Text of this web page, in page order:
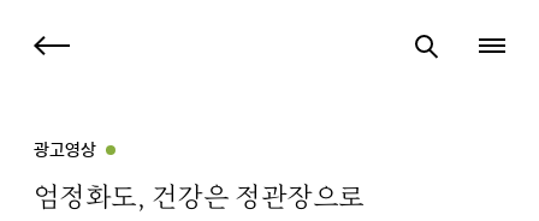
광고영상
엄정화도, 건강은 정관장으로